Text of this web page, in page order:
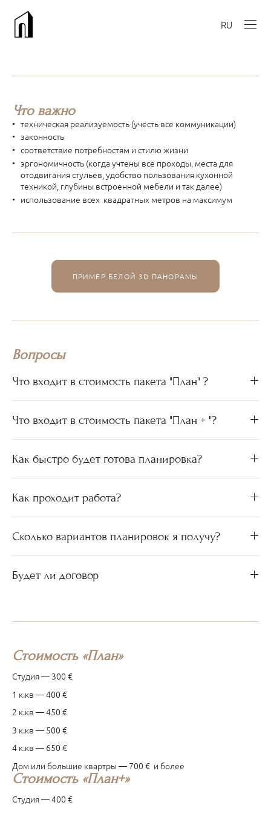
RU
Что важно
техническая реализуемость (учесть все коммуникации)
законность
соответствие потребностям и стилю жизни
эргономичность (когда учтены все проходы, места для
отодвигания стульев, удобство пользования кухонной
техникой, глубины встроенной мебели и так далее)
использование всех квадратных метров на максимум
ПРИМЕР БЕЛОЙ 3D ПАНОРАМЫ
Вопросы
Что входит в стоимость пакета "План" ?
Что входит в стоимость пакета "План + "?
Как быстро будет готова планировка?
Как проходит работа?
Сколько вариантов планировок я получу?
Будет ли договор
Стоимость «План»
Студия — 300 €
1 к.кв — 400 €
2 к.кв — 450 €
3 к.кв — 500 €
4 к.кв — 650 €
Дом или большие квартры — 700 € и более
Стоимость «План+»
Студия — 400 €